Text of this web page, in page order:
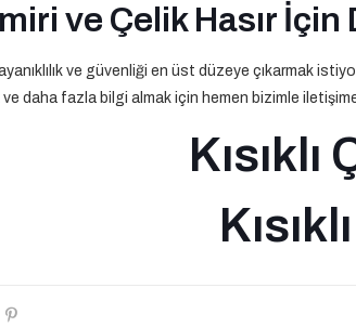
ve Çelik Hasır
ve güvenliği en üst düzeye çıkarmak
daha fazla bilgi almak için hemen bizimle